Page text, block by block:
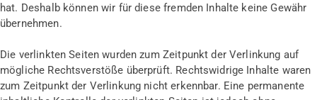
hat. Deshalb können wir für diese fremden Inhalte keine Gewähr
übernehmen.
Die verlinkten Seiten wurden zum Zeitpunkt der Verlinkung auf
mögliche Rechtsverstöße überprüft. Rechtswidrige Inhalte waren
zum Zeitpunkt der Verlinkung nicht erkennbar. Eine permanente